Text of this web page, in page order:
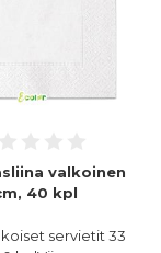
valkoinen
40 kpl
servietit 33